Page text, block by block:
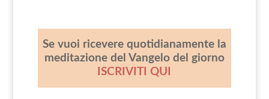
Se vuoi ricevere quotidianamente la
meditazione del Vangelo del giorno
ISCRIVITI QUI